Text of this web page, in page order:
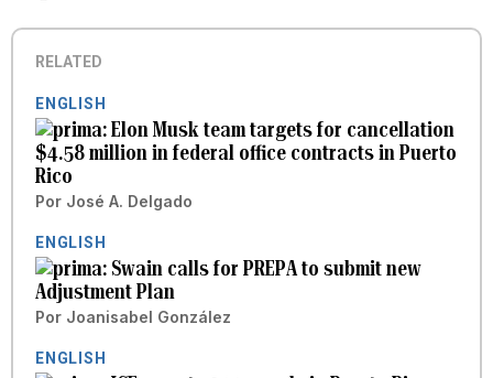
RELATED
ENGLISH
Elon Musk team targets for cancellation
$4.58 million in federal office contracts in Puerto
Rico
Por José A. Delgado
ENGLISH
Swain calls for PREPA to submit new
Adjustment Plan
Por Joanisabel González
ENGLISH